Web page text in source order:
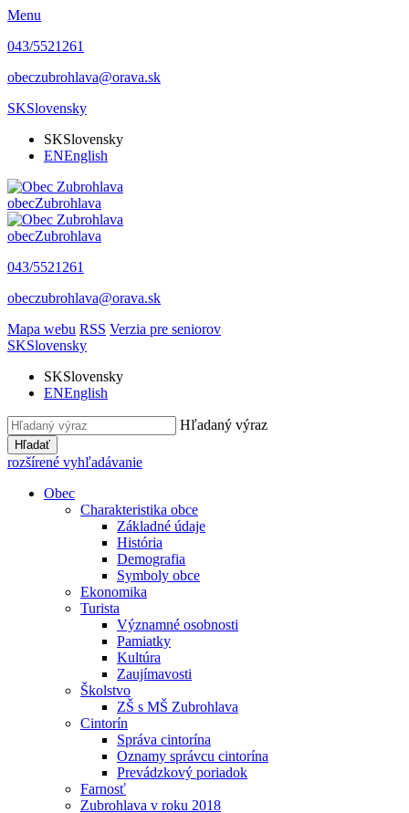
Menu
043/5521261
obeczubrohlava@orava.sk
SKSlovensky
SKSlovensky
ENEnglish
obecZubrohlava
obecZubrohlava
043/5521261
obeczubrohlava@orava.sk
Mapa webu RSS Verzia pre seniorov
SKSlovensky
SKSlovensky
ENEnglish
Hľadaný výraz
Hľadať
rozšírené vyhľadávanie
Obec
Charakteristika obce
Základné údaje
História
Demografia
Symboly obce
Ekonomika
Turista
Významné osobnosti
Pamiatky
Kultúra
Zaujímavosti
Školstvo
ZŠ s MŠ Zubrohlava
Cintorín
Správa cintorína
Oznamy správcu cintorína
Prevádzkový poriadok
Farnosť
Zubrohlava v roku 2018